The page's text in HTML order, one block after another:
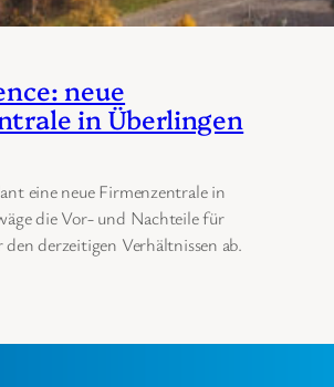
neue
in Überlingen
eine neue Firmenzentrale in
die Vor- und Nachteile für
derzeitigen Verhältnissen ab.